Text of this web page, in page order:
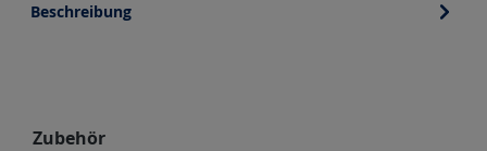
Beschreibung
Produktgalerie überspringen
Zubehör